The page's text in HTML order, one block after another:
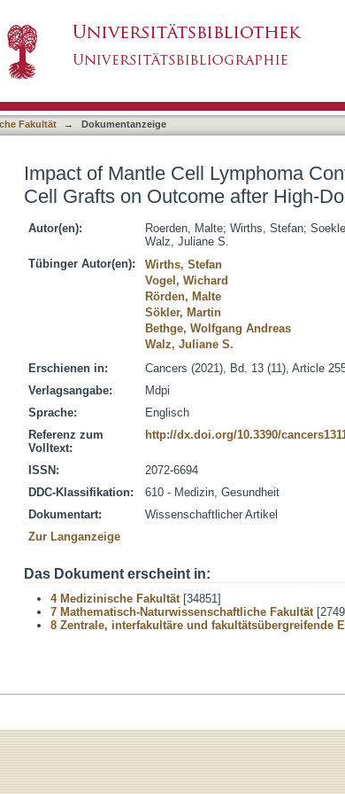
Contamination of Autologous
Fakultät → Dokumentanzeige
Impact of Mantle Cell Lymphoma
Cell Grafts on Outcome after High-
Autor(en): Roerden, Malte; Wirths, Stefan;
Walz, Juliane S.
Tübinger Autor(en):
Wirths, Stefan
Vogel, Wichard
Rörden, Malte
Sökler, Martin
Bethge, Wolfgang Andreas
Walz, Juliane S.
Erschienen in:
Cancers (2021), Bd. 13 (11), Article
Verlagsangabe:
Mdpi
Sprache:
Englisch
Referenz zum
Volltext:
http://dx.doi.org/10.3390/
ISSN:
2072-6694
DDC-Klassifikation:
610 - Medizin, Gesundheit
Dokumentart:
Wissenschaftlicher Artikel
Zur Langanzeige
Das Dokument erscheint in:
4 Medizinische Fakultät[34851]
7 Mathematisch-Naturwissenschaftliche Fakultät
8 Zentrale, interfakultäre und fakultätsübergreifende